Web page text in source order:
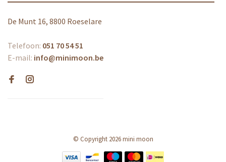
De Munt 16, 8800 Roeselare
Telefoon: 051 70 54 51
E-mail: info@minimoon.be
© Copyright 2026 mini moon